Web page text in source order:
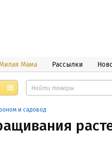
Мама Рассылки
и садовод